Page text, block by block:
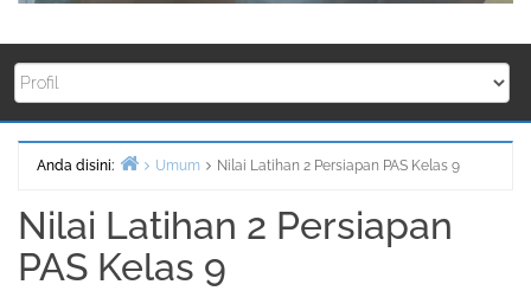
Anda disini:
Umum Nilai Latihan 2 Persiapan PAS Kelas 9
Nilai Latihan 2 Persiapan
PAS Kelas 9